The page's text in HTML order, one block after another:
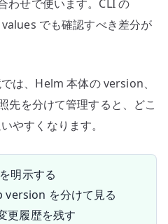
わせで使います。CLI の
でも確認すべき差分が
は、Helm 本体の version、
を分けて管理すると、どこ
やすくなります。
明示する
を分けて見る
更履歴を残す